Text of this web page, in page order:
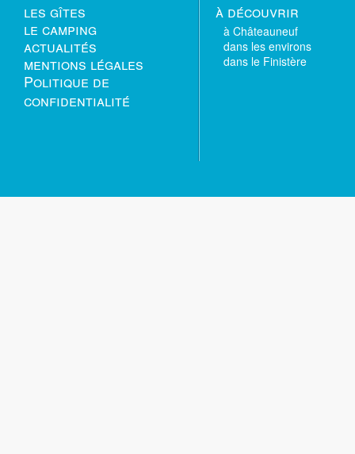
les gîtes
le camping
actualités
mentions légales
Politique de
confidentialité
à découvrir
à Châteauneuf
dans les environs
dans le Finistère